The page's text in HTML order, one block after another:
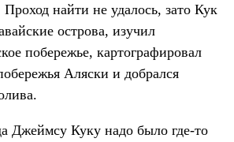
найти не удалось, зато Кук
острова, изучил
побережье, картографировал
Аляски и добрался
Джеймсу Куку надо было где-то